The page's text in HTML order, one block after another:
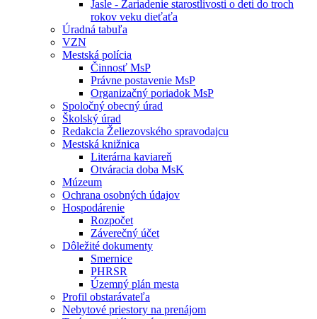
Jasle - Zariadenie starostlivosti o deti do troch
rokov veku dieťaťa
Úradná tabuľa
VZN
Mestská polícia
Činnosť MsP
Právne postavenie MsP
Organizačný poriadok MsP
Spoločný obecný úrad
Školský úrad
Redakcia Želiezovského spravodajcu
Mestská knižnica
Literárna kaviareň
Otváracia doba MsK
Múzeum
Ochrana osobných údajov
Hospodárenie
Rozpočet
Záverečný účet
Dôležité dokumenty
Smernice
PHRSR
Územný plán mesta
Profil obstarávateľa
Nebytové priestory na prenájom